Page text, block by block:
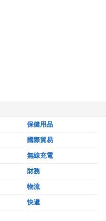
保健用品
國際貿易
無線充電
財務
物流
快遞